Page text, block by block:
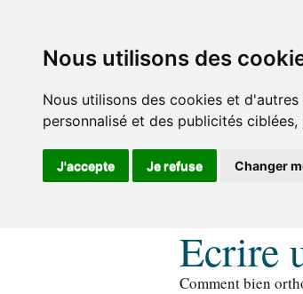
Nous utilisons des
Nous utilisons des cookies et
personnalisé et des publicités
J'accepte Je refuse Changer
Ecrire
Comment bien